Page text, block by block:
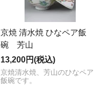
京焼 清水焼 ひなペア飯
碗 芳山
13,200円(税込)
京焼清水焼、芳山のひなペア
飯碗です。